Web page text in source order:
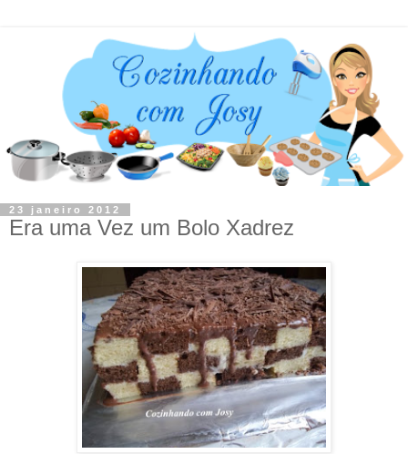
23 janeiro 2012
Era uma Vez um Bolo Xadrez